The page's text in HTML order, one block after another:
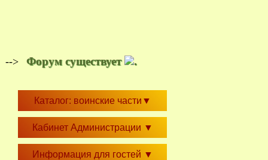
--> Форум существует .
Каталог: воинские части ▼
Кабинет Администрации ▼
Информация для гостей ▼